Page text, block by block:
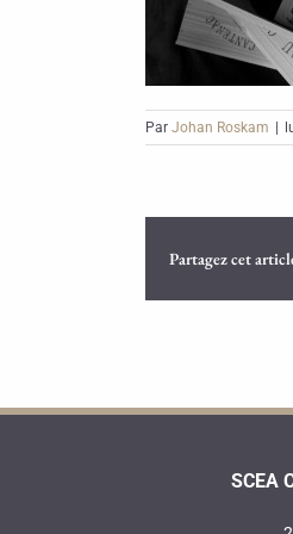
Par Johan Roskam
Partagez cet
SCEA